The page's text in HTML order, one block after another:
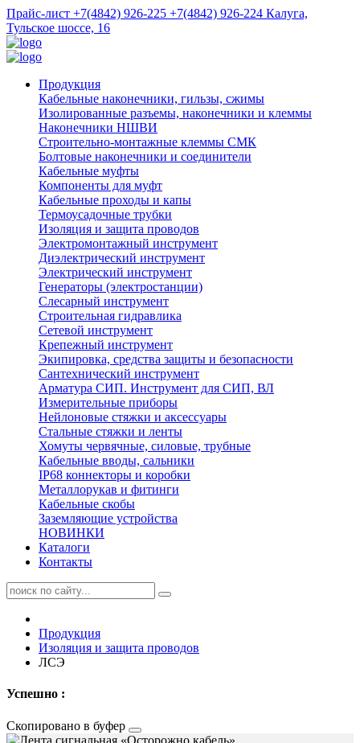
Прайс-лист +7(4842) 926-225 +7(4842) 926-224 Калуга,
Тульское шоссе, 16
Продукция
Кабельные наконечники, гильзы, сжимы
Изолированные разъемы, наконечники и клеммы
Наконечники НШВИ
Строительно-монтажные клеммы СМК
Болтовые наконечники и соединители
Кабельные муфты
Компоненты для муфт
Кабельные проходы и капы
Термоусадочные трубки
Изоляция и защита проводов
Электромонтажный инструмент
Диэлектрический инструмент
Электрический инструмент
Генераторы (электростанции)
Слесарный инструмент
Строительная гидравлика
Сетевой инструмент
Крепежный инструмент
Экипировка, средства защиты и безопасности
Сантехнический инструмент
Арматура СИП. Инструмент для СИП, ВЛ
Измерительные приборы
Нейлоновые стяжки и аксессуары
Стальные стяжки и ленты
Хомуты червячные, силовые, трубные
Кабельные вводы, сальники
IP68 коннекторы и коробки
Металлорукав и фитинги
Кабельные скобы
Заземляющие устройства
НОВИНКИ
Каталоги
Контакты
Продукция
Изоляция и защита проводов
ЛСЭ
Успешно :
Скопировано в буфер